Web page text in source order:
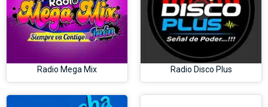
Radio Mega Mix Radio Disco Plus